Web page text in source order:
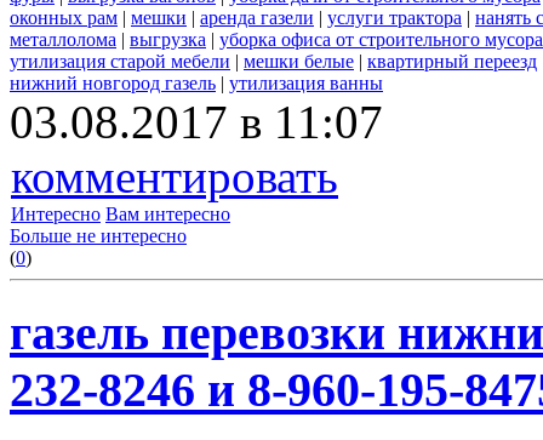
оконных рам | мешки | аренда газели | услуги трактора | нанять
металлолома | выгрузка | уборка офиса от строительного мусора
утилизация старой мебели | мешки белые | квартирный переезд
нижний новгород газель | утилизация ванны
03.08.2017 в 11:07
комментировать
Интересно Вам интересно
Больше не интересно
(0)
газель перевозки
232-8246 и 8-960-195-